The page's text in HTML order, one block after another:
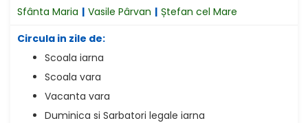
Sfânta Maria | Vasile Pârvan | Ștefan cel Mare
Circula in zile de:
Scoala iarna
Scoala vara
Vacanta vara
Duminica si Sarbatori legale iarna